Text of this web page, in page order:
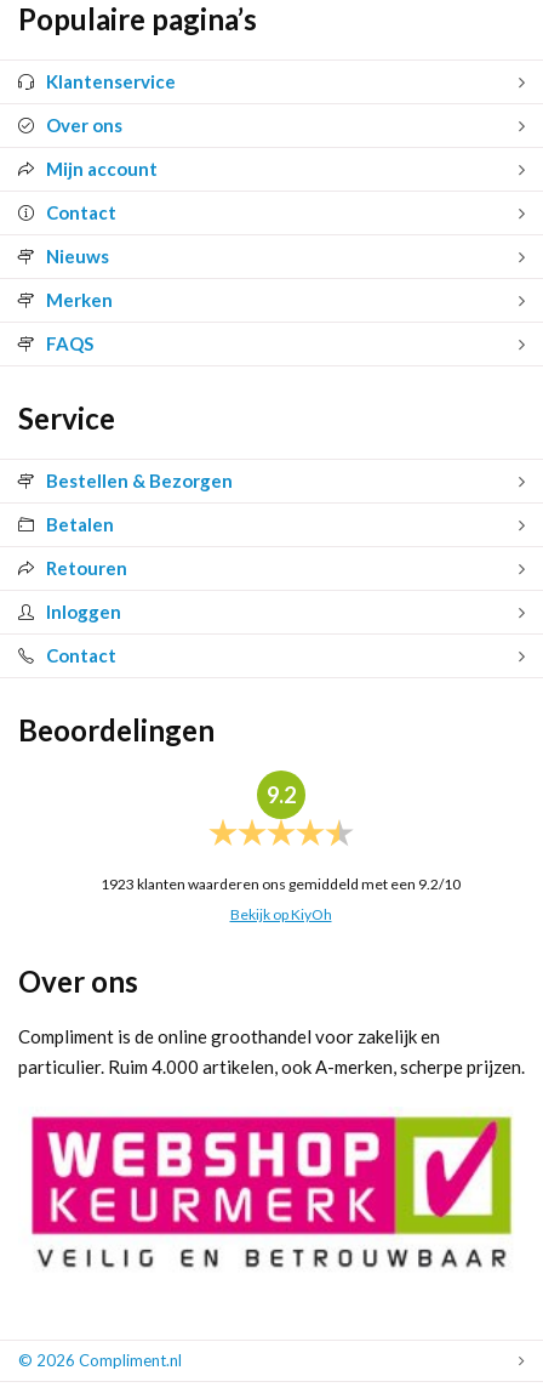
Populaire pagina’s
Klantenservice
Over ons
Mijn account
Contact
Nieuws
Merken
FAQS
Service
Bestellen & Bezorgen
Betalen
Retouren
Inloggen
Contact
Beoordelingen
9.2
1923 klanten waarderen ons gemiddeld met een 9.2/10
Bekijk op KiyOh
Over ons
Compliment is de online groothandel voor zakelijk en
particulier. Ruim 4.000 artikelen, ook A-merken, scherpe prijzen.
© 2026 Compliment.nl